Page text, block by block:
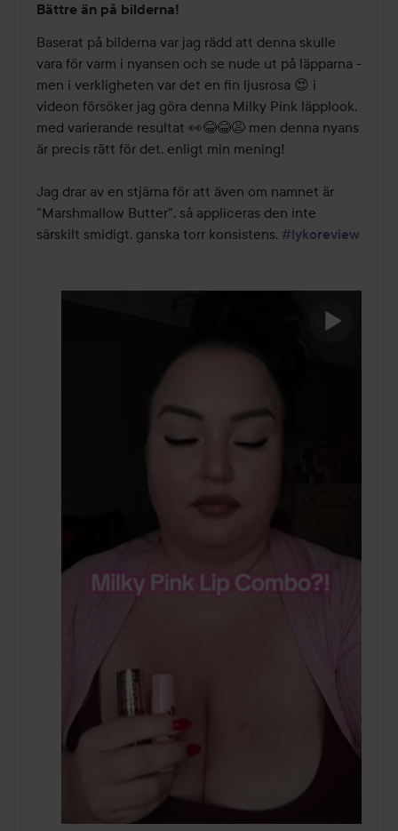
4
av
5
Bättre än på bilderna!
Baserat på bilderna var jag rädd att denna skulle
vara för varm i nyansen och se nude ut på läpparna -
men i verkligheten var det en fin ljusrosa 😍 i
videon försöker jag göra denna Milky Pink läpplook,
med varierande resultat 👀😂😂😩 men denna nyans
är precis rätt för det, enligt min mening!
Jag drar av en stjärna för att även om namnet är
"Marshmallow Butter", så appliceras den inte
särskilt smidigt, ganska torr konsistens. #lykoreview